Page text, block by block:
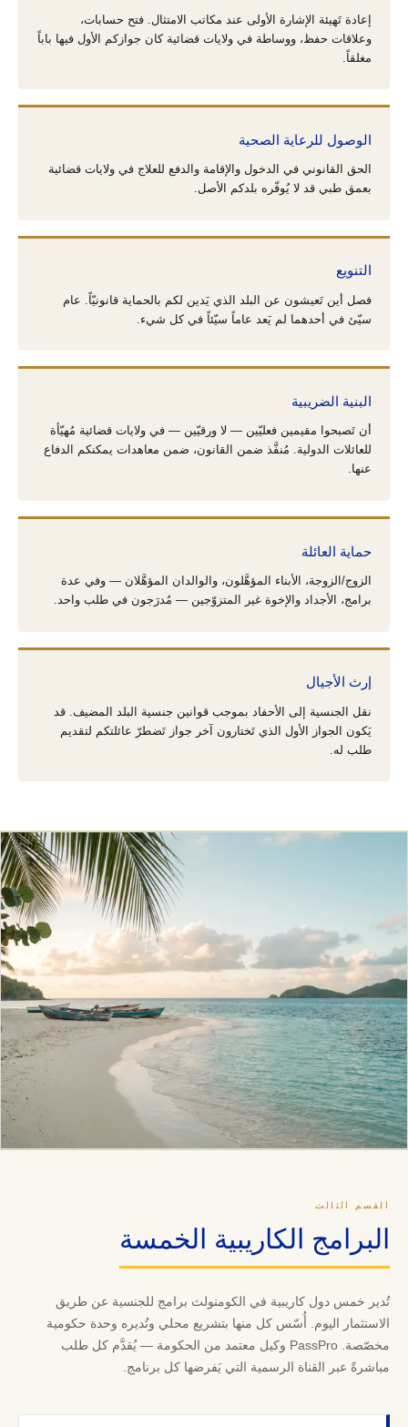
إعادة تَهيئة الإشارة الأولى عند مكاتب الامتثال. فتح حسابات،
وعلاقات حفظ، ووساطة في ولايات قضائية كان جوازكم الأول فيها باباً
مغلقاً.
الوصول للرعاية الصحية
الحق القانوني في الدخول والإقامة والدفع للعلاج في ولايات قضائية
بعمق طبي قد لا يُوفّره بلدكم الأصل.
التنويع
فصل أين تَعيشون عن البلد الذي يَدين لكم بالحماية قانونيّاً. عام
سيّئ في أحدهما لم يَعد عاماً سيّئاً في كل شيء.
البنية الضريبية
أن تَصبحوا مقيمين فعليّين — لا ورقيّين — في ولايات قضائية مُهيّأة
للعائلات الدولية. مُنفَّذ ضمن القانون، ضمن معاهدات يمكنكم الدفاع
عنها.
حماية العائلة
الزوج/الزوجة، الأبناء المؤهَّلون، والوالدان المؤهَّلان — وفي عدة
برامج، الأجداد والإخوة غير المتزوّجين — مُدرَجون في طلب واحد.
إرث الأجيال
نقل الجنسية إلى الأحفاد بموجب قوانين جنسية البلد المضيف. قد
يَكون الجواز الأول الذي تَختارون آخر جواز تَضطرّ عائلتكم لتقديم
طلب له.
القسم الثالث
البرامج الكاريبية الخمسة
تُدير خمس دول كاريبية في الكومنولث برامج للجنسية عن طريق
الاستثمار اليوم. أُسّس كل منها بتشريع محلي وتُديره وحدة حكومية
مخصّصة. PassPro وكيل معتمد من الحكومة — يُقدَّم كل طلب
مباشرةً عبر القناة الرسمية التي يَفرضها كل برنامج.